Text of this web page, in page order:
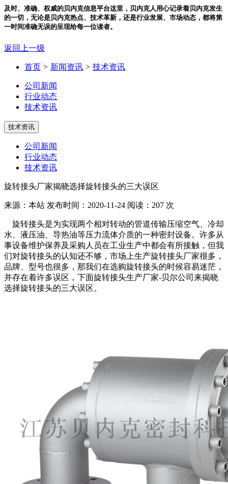
及时、准确、权威的贝内克信息平台这里，贝内克人用心记录着贝内克发生
的一切，无论是贝内克热点、技术革新，还是行业发展、市场动态，都将第
一时间准确无误的呈现给每一位读者。
返回上一级
首页 > 新闻资讯 > 技术资讯
公司新闻
行业动态
技术资讯
技术资讯
公司新闻
行业动态
技术资讯
旋转接头厂家揭晓选择旋转接头的三大误区
来源：本站 发布时间：2020-11-24 阅读：207 次
旋转接头是为实现两个相对转动的管道传输压缩空气、冷却
水、液压油、导热油等压力流体介质的一种密封设备。许多从
事设备维护保养及采购人员在工业生产中都会有所接触，但我
们对旋转接头的认知还不够，市场上生产旋转接头厂家很多，
品牌、型号也很多，那我们在选购旋转接头的时候容易迷茫，
并存在着许多误区，下面旋转接头生产厂家-贝尔公司来揭晓
选择旋转接头的三大误区。